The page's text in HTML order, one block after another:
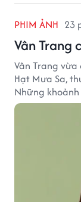
PHIM ẢNH 23
Vân Trang
Vân Trang
Hạt Mưa Sa,
Những
cảm đặc biệt